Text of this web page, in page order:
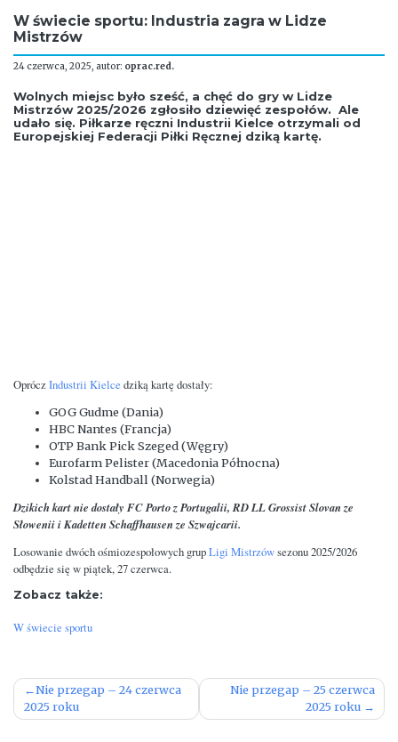
W świecie sportu: Industria zagra w Lidze
Mistrzów
24 czerwca, 2025, autor: oprac.red.
Wolnych miejsc było sześć, a chęć do gry w Lidze
Mistrzów 2025/2026 zgłosiło dziewięć zespołów. Ale
udało się. Piłkarze ręczni Industrii Kielce otrzymali od
Europejskiej Federacji Piłki Ręcznej dziką kartę.
OpróczIndustrii Kielce dziką kartę dostały:
GOG Gudme (Dania)
HBC Nantes (Francja)
OTP Bank Pick Szeged (Węgry)
Eurofarm Pelister (Macedonia Północna)
Kolstad Handball (Norwegia)
Dzikich kart nie dostały FC Porto z Portugalii, RD LL Grossist Slovan ze
Słowenii i Kadetten Schaffhausen ze Szwajcarii.
Losowanie dwóch ośmiozespołowych grupLigi Mistrzówsezonu 2025/2026
odbędzie się w piątek, 27 czerwca.
Zobacz także:
W świecie sportu
Nawigacja
wpisu
Nie przegap – 24 czerwca
2025 roku
Nie przegap – 25 czerwca
2025 roku